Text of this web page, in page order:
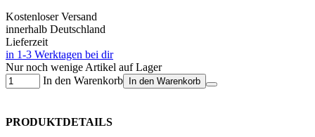
Kostenloser Versand
innerhalb Deutschland
Lieferzeit
in 1-3 Werktagen bei dir
Nur noch wenige Artikel auf Lager
In den Warenkorb
In den Warenkorb
PRODUKTDETAILS